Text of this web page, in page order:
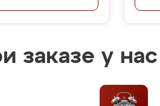
заказе у нас